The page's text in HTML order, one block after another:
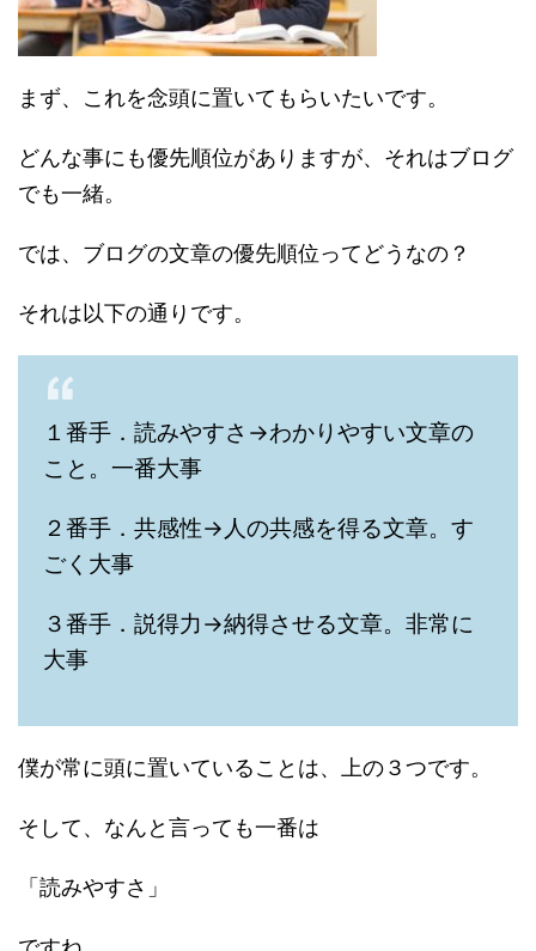
まず、これを念頭に置いてもらいたいです。
どんな事にも優先順位がありますが、それはブログ
でも一緒。
では、ブログの文章の優先順位ってどうなの？
それは以下の通りです。
１番手．読みやすさ→わかりやすい文章の
こと。一番大事
２番手．共感性→人の共感を得る文章。す
ごく大事
３番手．説得力→納得させる文章。非常に
大事
僕が常に頭に置いていることは、上の３つです。
そして、なんと言っても一番は
「読みやすさ」